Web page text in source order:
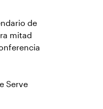
de
mitad
Serve